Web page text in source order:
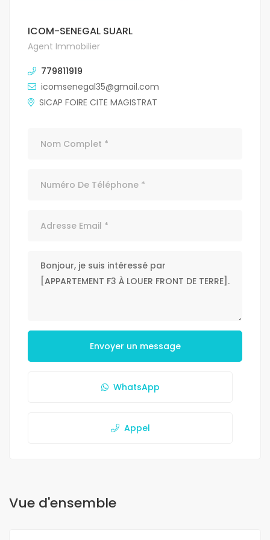
ICOM-SENEGAL SUARL
Agent Immobilier
779811919
icomsenegal35@gmail.com
SICAP FOIRE CITE MAGISTRAT
Envoyer un message
WhatsApp
Appel
Vue d'ensemble